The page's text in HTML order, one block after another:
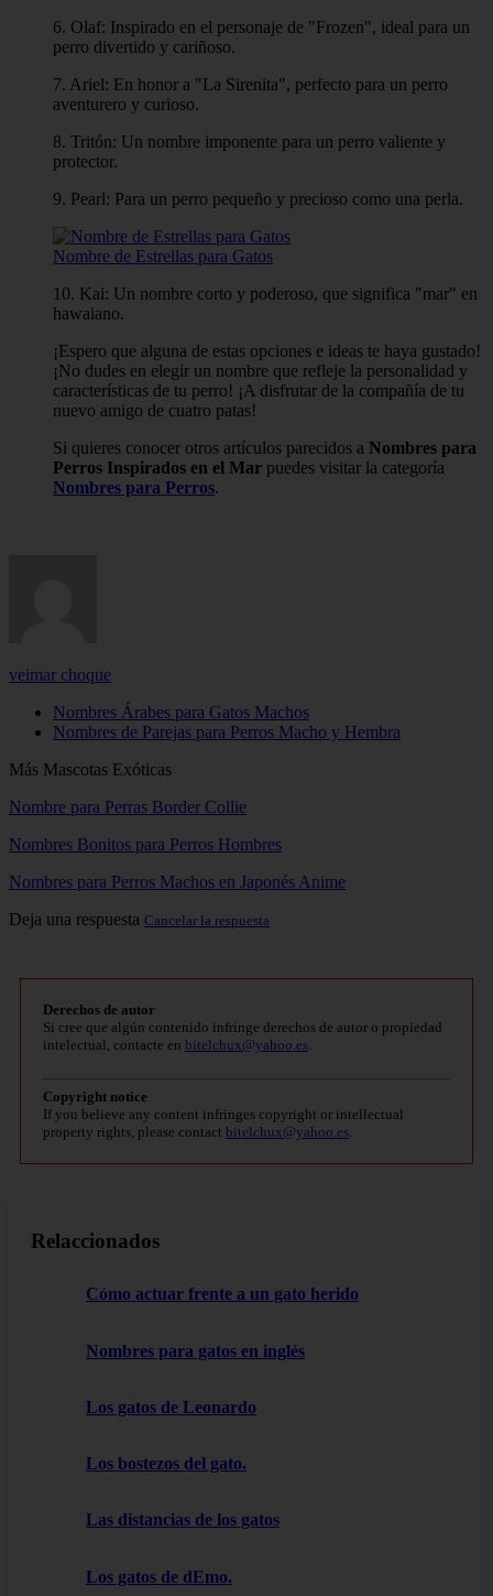
6. Olaf: Inspirado en el personaje de "Frozen", ideal para un
perro divertido y cariñoso.
7. Ariel: En honor a "La Sirenita", perfecto para un perro
aventurero y curioso.
8. Tritón: Un nombre imponente para un perro valiente y
protector.
9. Pearl: Para un perro pequeño y precioso como una perla.
Nombre de Estrellas para Gatos
10. Kai: Un nombre corto y poderoso, que significa "mar" en
hawaiano.
¡Espero que alguna de estas opciones e ideas te haya gustado!
¡No dudes en elegir un nombre que refleje la personalidad y
características de tu perro! ¡A disfrutar de la compañía de tu
nuevo amigo de cuatro patas!
Si quieres conocer otros artículos parecidos a Nombres para
Perros Inspirados en el Mar puedes visitar la categoría
Nombres para Perros.
veimar choque
Nombres Árabes para Gatos Machos
Nombres de Parejas para Perros Macho y Hembra
Más Mascotas Exóticas
Nombre para Perras Border Collie
Nombres Bonitos para Perros Hombres
Nombres para Perros Machos en Japonés Anime
Deja una respuesta Cancelar la respuesta
Derechos de autor
Si cree que algún contenido infringe derechos de autor o propiedad
intelectual, contacte en bitelchux@yahoo.es
Copyright notice
If you believe any content infringes copyright or intellectual
property rights, please contact bitelchux@yahoo.es
Relaccionados
Cómo actuar frente a un gato herido
Nombres para gatos en inglés
Los gatos de Leonardo
Los bostezos del gato.
Las distancias de los gatos
Los gatos de dEmo.